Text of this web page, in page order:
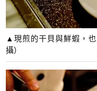
▲現煎的干貝與鮮蝦，
攝）